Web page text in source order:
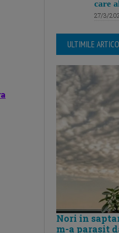
care
27/3/
ULTIMILE
Nori in
m-a parasit